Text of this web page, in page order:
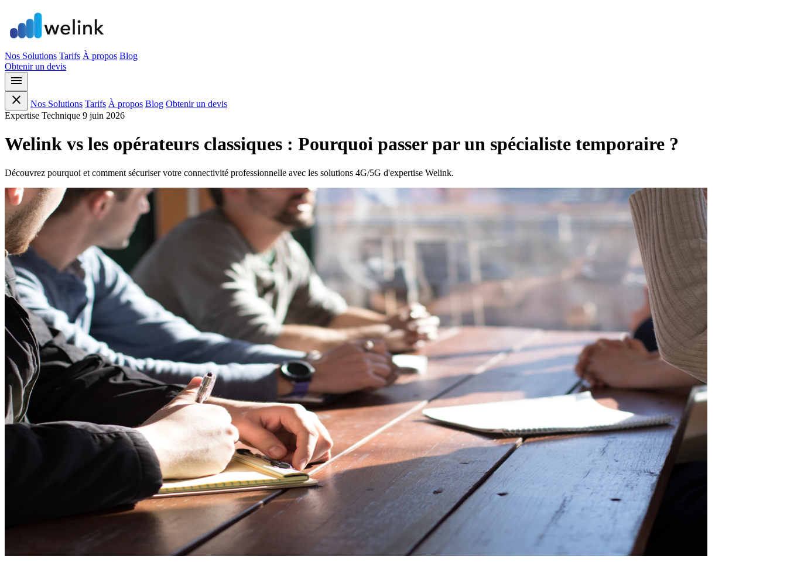
Nos Solutions Tarifs À propos Blog
Obtenir un devis
menu
close
Nos Solutions Tarifs À propos Blog Obtenir un devis
Expertise Technique 9 juin 2026
Welink vs les opérateurs classiques : Pourquoi passer par un spécialiste temporaire ?
Découvrez pourquoi et comment sécuriser votre connectivité professionnelle avec les solutions 4G/5G d'expertise Welink.